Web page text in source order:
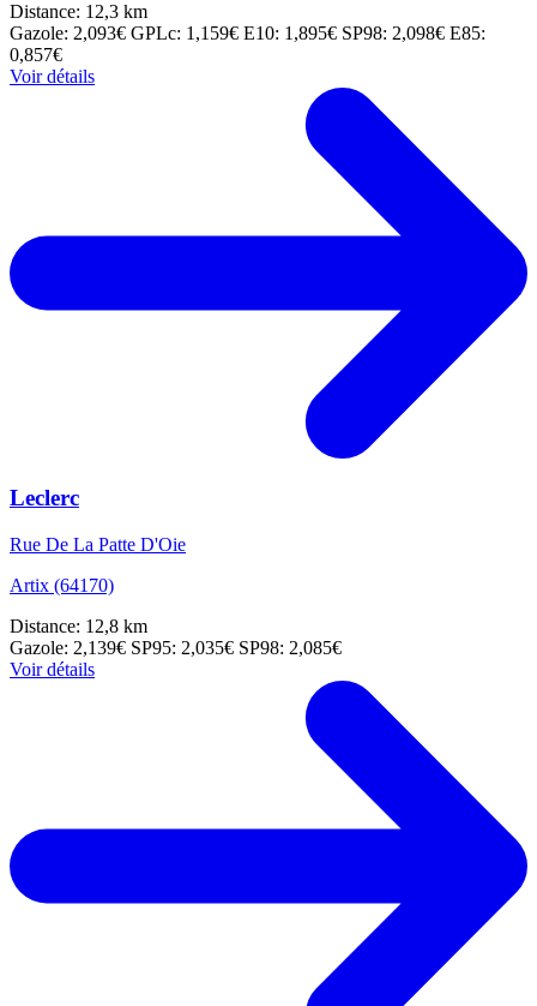
Distance: 12,3 km
Gazole: 2,093€ GPLc: 1,159€ E10: 1,895€ SP98: 2,098€ E85:
0,857€
Voir détails
Leclerc
Rue De La Patte D'Oie
Artix (64170)
Distance: 12,8 km
Gazole: 2,139€ SP95: 2,035€ SP98: 2,085€
Voir détails